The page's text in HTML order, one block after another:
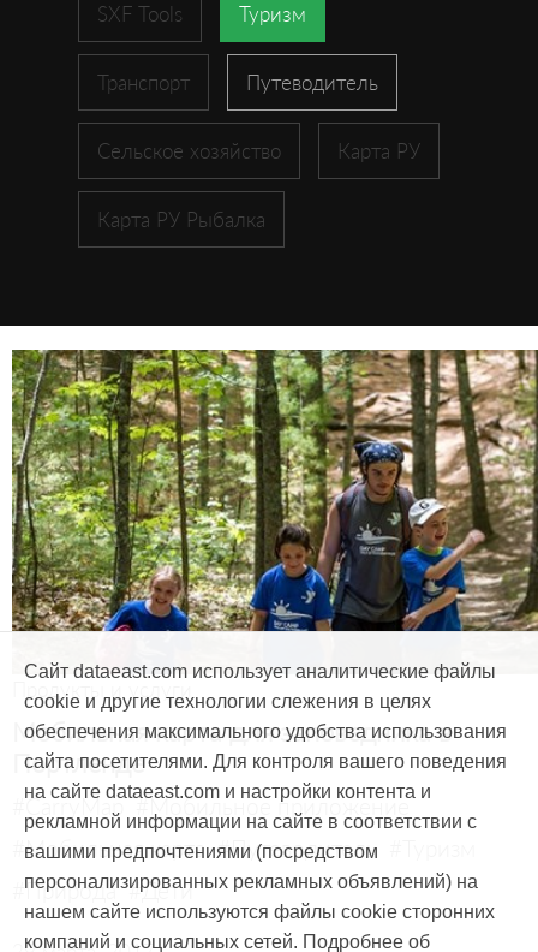
SXF Tools Туризм
Транспорт Путеводитель
Сельское хозяйство Карта РУ
Карта РУ Рыбалка
Продукты и услуги
Мобильная карта для заповедника в
Портленде
#CarryMap #Мобильное приложение
#Мобильная карта #Путеводитель
#Природа #Дети
Сайт dataeast.com использует аналитические файлы
cookie и другие технологии слежения в целях
обеспечения максимального удобства использования
сайта посетителями. Для контроля вашего поведения
на сайте dataeast.com и настройки контента и
рекламной информации на сайте в соответствии с
вашими предпочтениями (посредством
персонализированных рекламных объявлений) на
нашем сайте используются файлы cookie сторонних
компаний и социальных сетей. Подробнее об